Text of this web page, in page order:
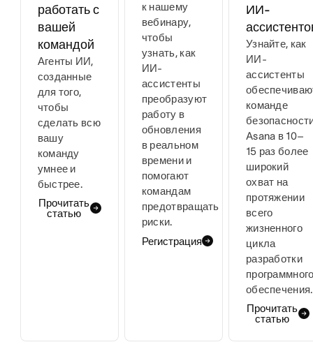
работать с
вашей
командой
Агенты ИИ,
созданные
для того,
чтобы
сделать всю
вашу
команду
умнее и
быстрее.
Прочитать
статью
к нашему
вебинару,
чтобы
узнать, как
ИИ-
ассистенты
преобразуют
работу в
обновления
в реальном
времени и
помогают
командам
предотвращать
риски.
Регистрация
ИИ-
Узнайте, как
ИИ-
ассистенты
команде
Asana в 10–
15 раз более
широкий
охват на
протяжении
всего
жизненного
цикла
разработки
обеспечения.
Прочитать
статью